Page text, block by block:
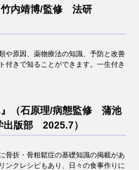
竹内靖博/監修 法研
や原因、薬物療法の知識、予防と改善
付きで知ることができます。一生付き
』（石原理/病態監修 蒲池
版部 2025.7）
骨折・骨粗鬆症の基礎知識の掲載があ
ンクレシピもあり、日々の食事作りに